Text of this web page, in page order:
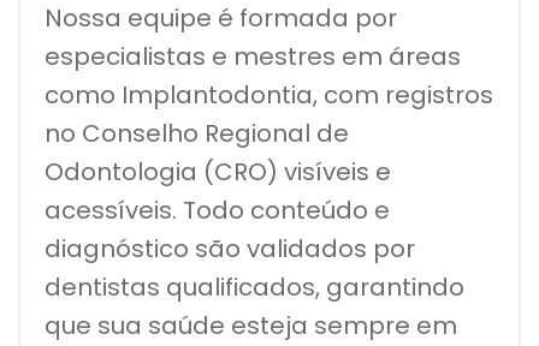
Nossa equipe é formada por
especialistas e mestres em áreas
como Implantodontia, com registros
no Conselho Regional de
Odontologia (CRO) visíveis e
acessíveis. Todo conteúdo e
diagnóstico são validados por
dentistas qualificados, garantindo
que sua saúde esteja sempre em